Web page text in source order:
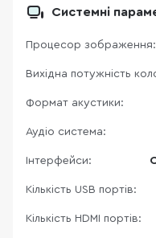
Системні
Процесор зображення:
Вихідна потужність
Формат акустики:
Аудіо система:
Інтерфейси:
Кількість USB портів:
Кількість HDMI портів: